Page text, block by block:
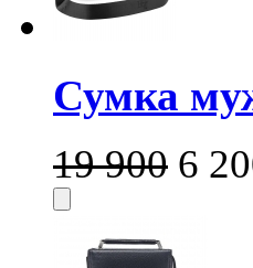
Сумка
19 900 6